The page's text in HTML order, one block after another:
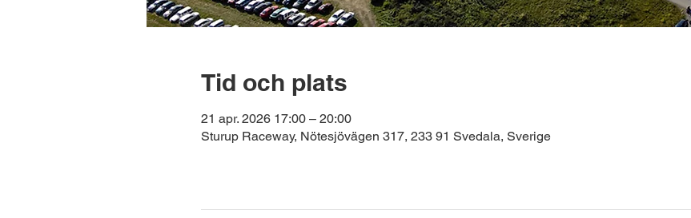
Tid och plats
21 apr. 2026 17:00 – 20:00
Sturup Raceway, Nötesjövägen 317, 233 91 Svedala, Sverige